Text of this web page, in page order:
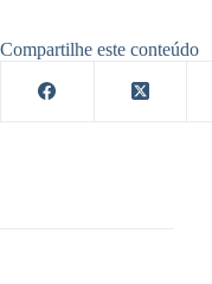
Compartilhe este conteúdo